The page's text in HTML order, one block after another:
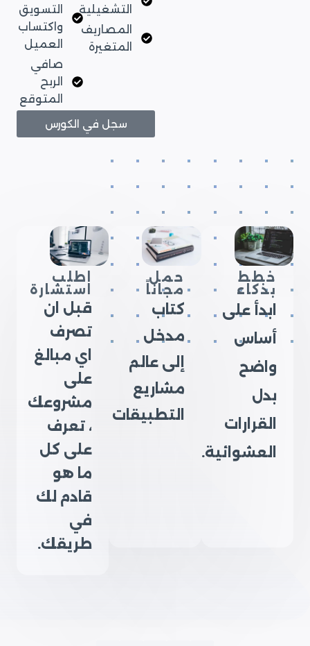
التشغيلية
المصاريف
المتغيرة
التسويق
واكتساب
العميل
صافي
الربح
المتوقع
سجل في الكورس
خطط
بذكاء
ابدأ على
أساس
واضح
بدل
القرارات
العشوائية.
حمل
مجاناً
كتاب
مدخل
إلى عالم
مشاريع
التطبيقات
اطلب
استشارة
قبل ان
تصرف
اي مبالغ
على
مشروعك
، تعرف
على كل
ما هو
قادم لك
في
طريقك.